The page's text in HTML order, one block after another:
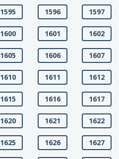
1595 1596 1597
1600 1601 1602
1605 1606 1607
1610 1611 1612
1615 1616 1617
1620 1621 1622
1625 1626 1627